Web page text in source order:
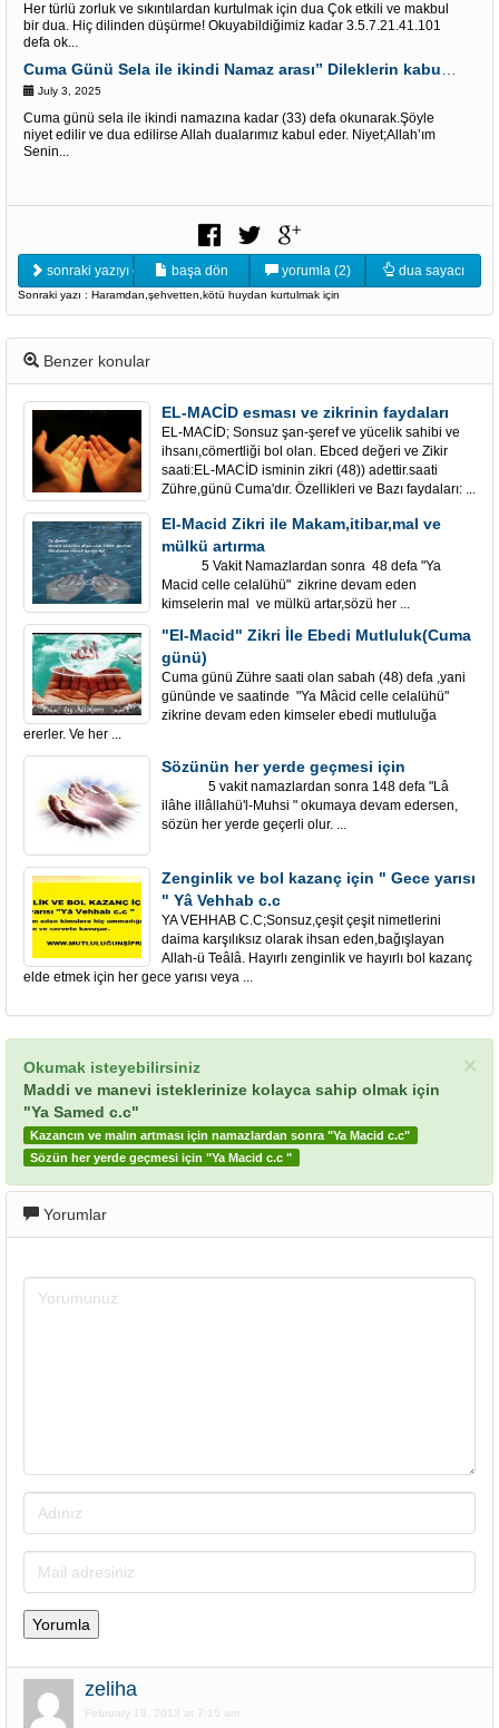
Her türlü zorluk ve sıkıntılardan kurtulmak için dua Çok etkili ve makbul
bir dua. Hiç dilinden düşürme! Okuyabildiğimiz kadar 3.5.7.21.41.101
defa ok...
July 3, 2025
Cuma günü sela ile ikindi namazına kadar (33) defa okunarak.Şöyle
niyet edilir ve dua edilirse Allah dualarımız kabul eder. Niyet;Allah’ım
Senin...
sonraki yazıyı oku başa dön yorumla (2) dua sayacı
Sonraki yazı : Haramdan,şehvetten,kötü huydan kurtulmak için
Benzer konular
EL-MACİD esması ve zikrinin faydaları
EL-MACİD; Sonsuz şan-şeref ve yücelik sahibi ve
ihsanı,cömertliği bol olan. Ebced değeri ve Zikir
saati:EL-MACİD isminin zikri (48)) adettir.saati
Zühre,günü Cuma'dır. Özellikleri ve Bazı faydaları: ...
El-Macid Zikri ile Makam,itibar,mal ve
mülkü artırma
5 Vakit Namazlardan sonra 48 defa "Ya
Macid celle celalühü" zikrine devam eden
kimselerin mal ve mülkü artar,sözü her ...
"El-Macid" Zikri İle Ebedi Mutluluk(Cuma
günü)
Cuma günü Zühre saati olan sabah (48) defa ,yani
gününde ve saatinde "Ya Mâcid celle celalühü"
zikrine devam eden kimseler ebedi mutluluğa
ererler. Ve her ...
Sözünün her yerde geçmesi için
5 vakit namazlardan sonra 148 defa "Lâ
ilâhe illâllahü'l-Muhsi " okumaya devam edersen,
sözün her yerde geçerli olur. ...
Zenginlik ve bol kazanç için " Gece yarısı
" Yâ Vehhab c.c
YA VEHHAB C.C;Sonsuz,çeşit çeşit nimetlerini
daima karşılıksız olarak ihsan eden,bağışlayan
Allah-ü Teâlâ. Hayırlı zenginlik ve hayırlı bol kazanç
elde etmek için her gece yarısı veya ...
×
Okumak isteyebilirsiniz
Maddi ve manevi isteklerinize kolayca sahip olmak için
"Ya Samed c.c"
Kazancın ve malın artması için namazlardan sonra "Ya Macid c.c"
Sözün her yerde geçmesi için "Ya Macid c.c "
Yorumlar
zeliha
February 19, 2013 at 7:15 am